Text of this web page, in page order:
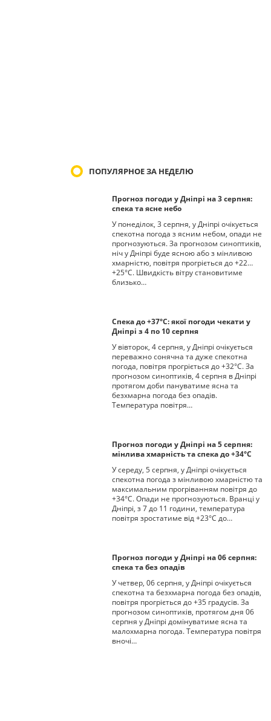
ПОПУЛЯРНОЕ ЗА НЕДЕЛЮ
Прогноз погоди у Дніпрі на 3 серпня:
спека та ясне небо
У понеділок, 3 серпня, у Дніпрі очікується
спекотна погода з ясним небом, опади не
прогнозуються. За прогнозом синоптиків,
ніч у Дніпрі буде ясною або з мінливою
хмарністю, повітря прогріється до +22…
+25°С. Швидкість вітру становитиме
близько…
Спека до +37°С: якої погоди чекати у
Дніпрі з 4 по 10 серпня
У вівторок, 4 серпня, у Дніпрі очікується
переважно сонячна та дуже спекотна
погода, повітря прогріється до +32°С. За
прогнозом синоптиків, 4 серпня в Дніпрі
протягом доби пануватиме ясна та
безхмарна погода без опадів.
Температура повітря…
Прогноз погоди у Дніпрі на 5 серпня:
мінлива хмарність та спека до +34°С
У середу, 5 серпня, у Дніпрі очікується
спекотна погода з мінливою хмарністю та
максимальним прогріванням повітря до
+34°С. Опади не прогнозуються. Вранці у
Дніпрі, з 7 до 11 години, температура
повітря зростатиме від +23°С до…
Прогноз погоди у Дніпрі на 06 серпня:
спека та без опадів
У четвер, 06 серпня, у Дніпрі очікується
спекотна та безхмарна погода без опадів,
повітря прогріється до +35 градусів. За
прогнозом синоптиків, протягом дня 06
серпня у Дніпрі домінуватиме ясна та
малохмарна погода. Температура повітря
вночі…